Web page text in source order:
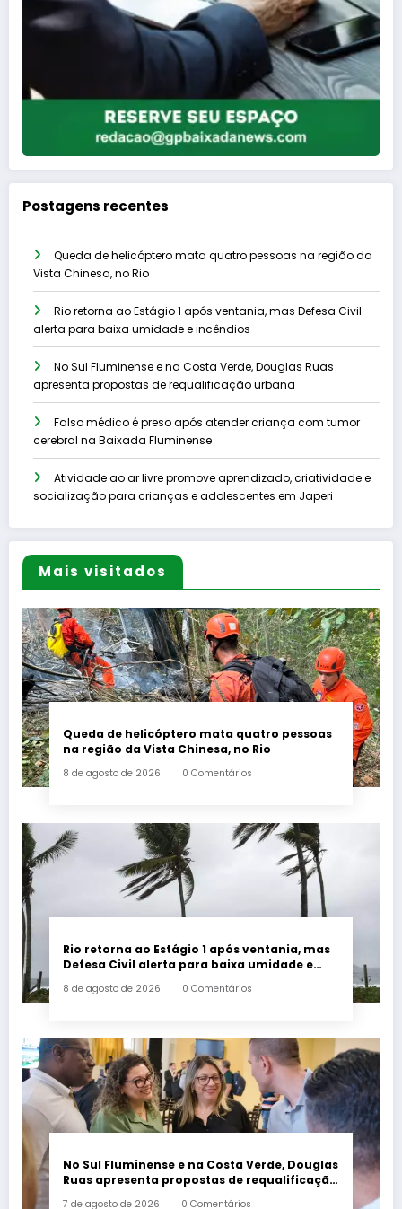
Postagens recentes
Queda de helicóptero mata quatro pessoas na região da
Vista Chinesa, no Rio
Rio retorna ao Estágio 1 após ventania, mas Defesa Civil
alerta para baixa umidade e incêndios
No Sul Fluminense e na Costa Verde, Douglas Ruas
apresenta propostas de requalificação urbana
Falso médico é preso após atender criança com tumor
cerebral na Baixada Fluminense
Atividade ao ar livre promove aprendizado, criatividade e
socialização para crianças e adolescentes em Japeri
Mais visitados
Queda de helicóptero mata quatro pessoas
na região da Vista Chinesa, no Rio
8 de agosto de 2026 0 Comentários
Rio retorna ao Estágio 1 após ventania, mas
Defesa Civil alerta para baixa umidade e
8 de agosto de 2026 0 Comentários
No Sul Fluminense e na Costa Verde, Douglas
Ruas apresenta propostas de requalificação
7 de agosto de 2026 0 Comentários